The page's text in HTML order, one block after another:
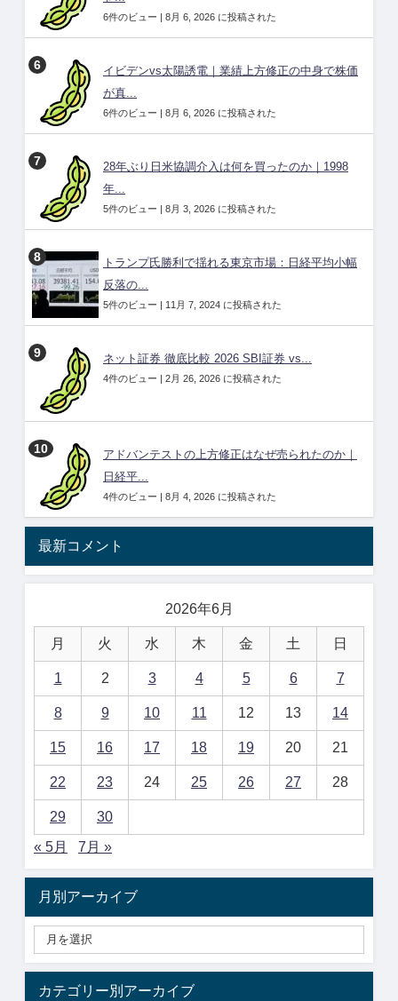
6件のビュー | 8月 6, 2026 に投稿された
イビデンvs太陽誘電｜業績上方修正の中身で株価
が真...
6件のビュー | 8月 6, 2026 に投稿された
28年ぶり日米協調介入は何を買ったのか｜1998
年...
5件のビュー | 8月 3, 2026 に投稿された
トランプ氏勝利で揺れる東京市場：日経平均小幅
反落の...
5件のビュー | 11月 7, 2024 に投稿された
ネット証券 徹底比較 2026 SBI証券 vs...
4件のビュー | 2月 26, 2026 に投稿された
アドバンテストの上方修正はなぜ売られたのか｜
日経平...
4件のビュー | 8月 4, 2026 に投稿された
最新コメント
2026年6月
月 火 水 木 金 土 日
1 2 3 4 5 6 7
8 9 10 11 12 13 14
15 16 17 18 19 20 21
22 23 24 25 26 27 28
29
30
« 5月
7月 »
月別アーカイブ
カテゴリー別アーカイブ